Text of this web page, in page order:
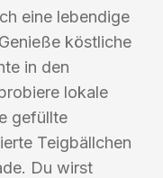
eine lebendige
köstliche
in den
lokale
gefüllte
Teigbällchen
Du wirst